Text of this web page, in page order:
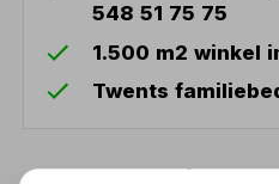
548 51 75 75
1.500 m2 winkel
Twents